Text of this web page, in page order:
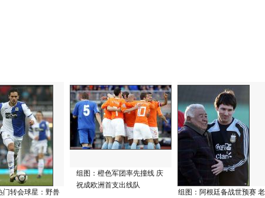
门转会球星：野兽
组图：橙色军团率先撞线 庆
祝成欧洲首支出线队
组图：阿根廷备战世预赛 老